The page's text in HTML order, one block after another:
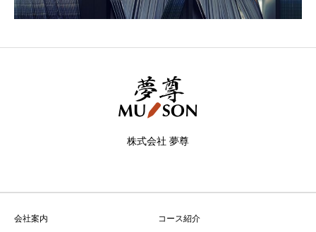
株式会社 夢尊
会社案内 コース紹介